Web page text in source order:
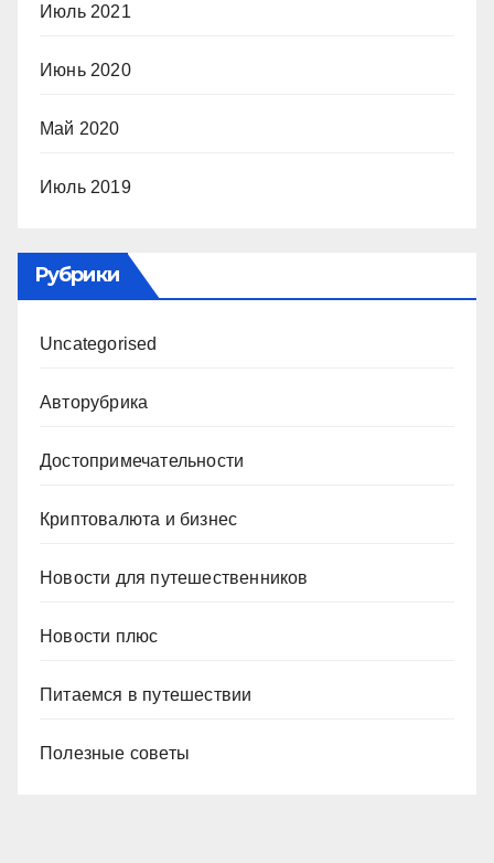
Июль 2021
Июнь 2020
Май 2020
Июль 2019
Рубрики
Uncategorised
Авторубрика
Достопримечательности
Криптовалюта и бизнес
Новости для путешественников
Новости плюс
Питаемся в путешествии
Полезные советы